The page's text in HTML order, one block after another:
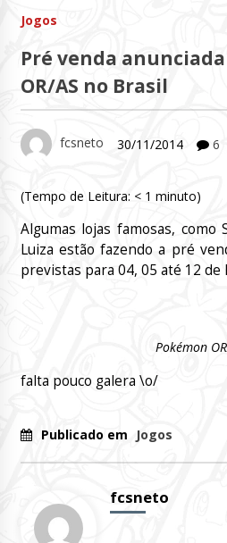
Jogos
Pré venda
OR/AS no Brasil
fcsneto 30/11/2014 6
(Tempo de Leitura: < 1 minuto)
Algumas lojas famosas, como
Luiza estão fazendo a pré
previstas para 04, 05 até 12 de
Pokémon
falta pouco galera \o/
Publicado em Jogos
fcsneto